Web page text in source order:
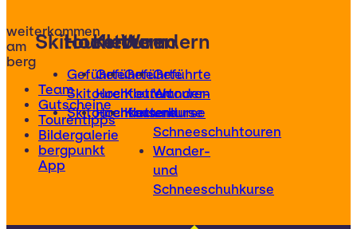
weiterkommen
am
berg
Team
Gutscheine
Tourentipps
Bildergalerie
bergpunkt
App
Skitouren
Geführte
Skitouren
Skitourenkurse
Hochtouren
Geführte
Hochtouren
Hochtourenkurse
Klettern
Geführte
Klettertouren
Kletterkurse
Wandern
Geführte
Wander-
und
Schneeschuhtouren
Wander-
und
Schneeschuhkurse